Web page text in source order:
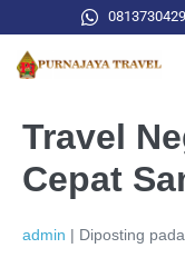
Travel
Cepat
admin | Diposting pada